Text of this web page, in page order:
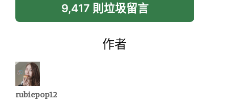
9,417 則垃圾留言
作者
rubiepop12